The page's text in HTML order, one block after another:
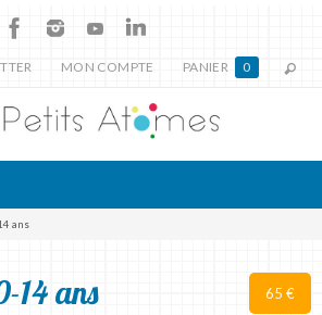
MON COMPTE PANIER 0
ans
65 €
14 ans